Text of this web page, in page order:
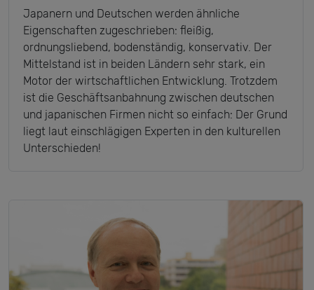
Japanern und Deutschen werden ähnliche
Eigenschaften zugeschrieben: fleißig,
ordnungsliebend, bodenständig, konservativ. Der
Mittelstand ist in beiden Ländern sehr stark, ein
Motor der wirtschaftlichen Entwicklung. Trotzdem
ist die Geschäftsanbahnung zwischen deutschen
und japanischen Firmen nicht so einfach: Der Grund
liegt laut einschlägigen Experten in den kulturellen
Unterschieden!